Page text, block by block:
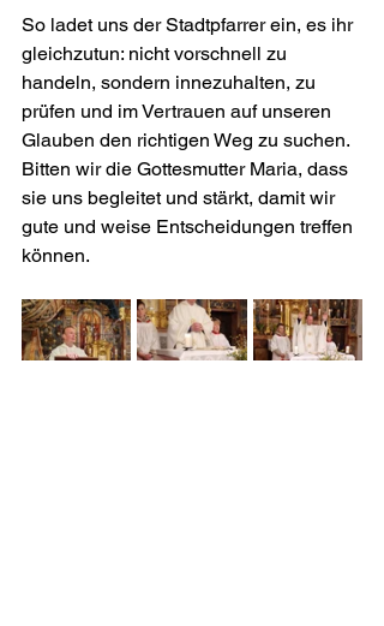
So ladet uns der Stadtpfarrer ein, es ihr
gleichzutun: nicht vorschnell zu
handeln, sondern innezuhalten, zu
prüfen und im Vertrauen auf unseren
Glauben den richtigen Weg zu suchen.
Bitten wir die Gottesmutter Maria, dass
sie uns begleitet und stärkt, damit wir
gute und weise Entscheidungen treffen
können.